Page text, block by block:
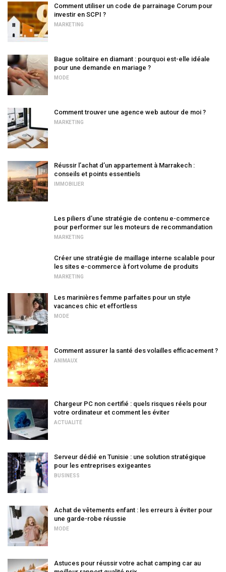
Comment utiliser un code de parrainage Corum pour
investir en SCPI ?
MARKETING
Bague solitaire en diamant : pourquoi est-elle idéale
pour une demande en mariage ?
MODE
Comment trouver une agence web autour de moi ?
MARKETING
Réussir l’achat d’un appartement à Marrakech :
conseils et points essentiels
IMMOBILIER
Les piliers d’une stratégie de contenu e-commerce
pour performer sur les moteurs de recommandation
MARKETING
Créer une stratégie de maillage interne scalable pour
les sites e-commerce à fort volume de produits
MARKETING
Les marinières femme parfaites pour un style
vacances chic et effortless
MODE
Comment assurer la santé des volailles efficacement ?
ANIMAUX
Chargeur PC non certifié : quels risques réels pour
votre ordinateur et comment les éviter
ACTUALITÉ
Serveur dédié en Tunisie : une solution stratégique
pour les entreprises exigeantes
BUSINESS
Achat de vêtements enfant : les erreurs à éviter pour
une garde-robe réussie
MODE
Astuces pour réussir votre achat camping car au